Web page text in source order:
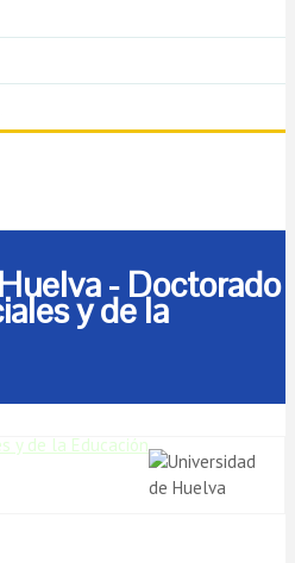
- Doctorado
y de la
y de la Educación